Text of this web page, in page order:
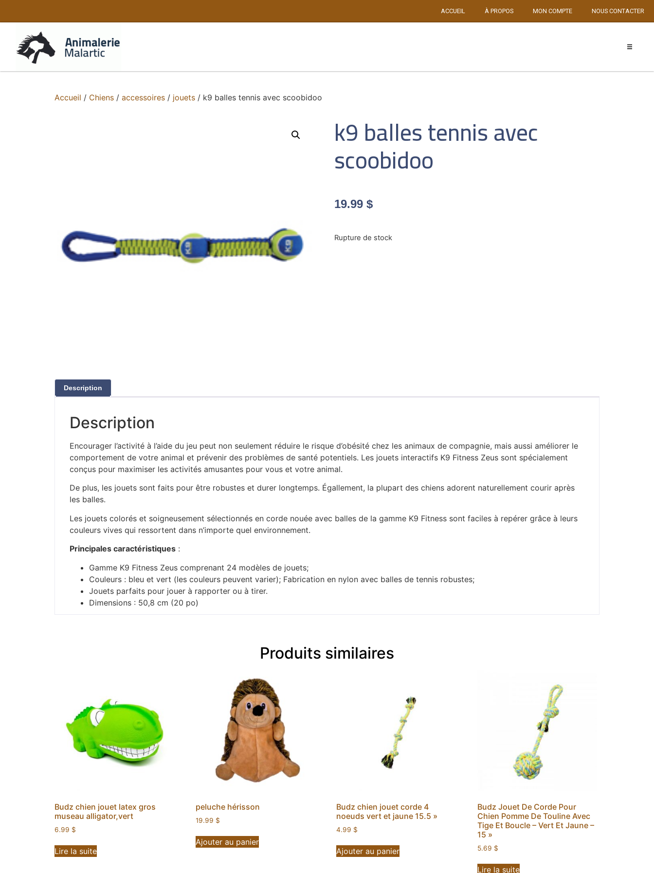
ACCUEIL À PROPOS MON COMPTE NOUS CONTACTER
Accueil / Chiens / accessoires / jouets / k9 balles tennis avec scoobidoo
k9 balles tennis avec
scoobidoo
19.99 $
Rupture de stock
Description
Description
Encourager l’activité à l’aide du jeu peut non seulement réduire le risque d’obésité chez les animaux de compagnie, mais aussi améliorer le
comportement de votre animal et prévenir des problèmes de santé potentiels. Les jouets interactifs K9 Fitness Zeus sont spécialement
conçus pour maximiser les activités amusantes pour vous et votre animal.
De plus, les jouets sont faits pour être robustes et durer longtemps. Égallement, la plupart des chiens adorent naturellement courir après
les balles.
Les jouets colorés et soigneusement sélectionnés en corde nouée avec balles de la gamme K9 Fitness sont faciles à repérer grâce à leurs
couleurs vives qui ressortent dans n’importe quel environnement.
Principales caractéristiques :
Gamme K9 Fitness Zeus comprenant 24 modèles de jouets;
Couleurs : bleu et vert (les couleurs peuvent varier); Fabrication en nylon avec balles de tennis robustes;
Jouets parfaits pour jouer à rapporter ou à tirer.
Dimensions : 50,8 cm (20 po)
Produits similaires
Budz chien jouet latex gros
museau alligator,vert
6.99 $
Lire la suite
peluche hérisson
19.99 $
Ajouter au panier
Budz chien jouet corde 4
noeuds vert et jaune 15.5 »
4.99 $
Ajouter au panier
Budz Jouet De Corde Pour
Chien Pomme De Touline Avec
Tige Et Boucle – Vert Et Jaune –
15 »
5.69 $
Lire la suite